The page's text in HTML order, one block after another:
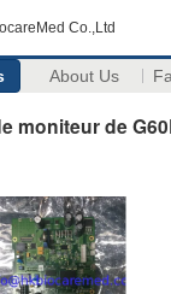
Co.,Ltd
About Us
moniteur de